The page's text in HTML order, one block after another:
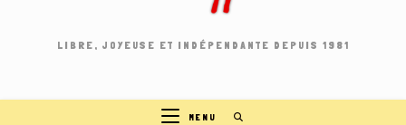
LIBRE, JOYEUSE ET INDÉPENDANTE DEPUIS 1981
MENU